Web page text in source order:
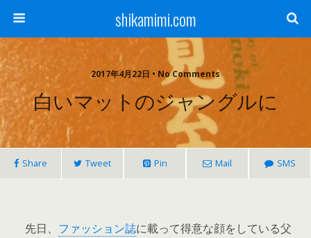
shikamimi.com
2017年4月22日 • No Comments
白いマットのジャングルに
Share Tweet Pin Mail SMS
先日、 ファッション誌に載って得意な顔をしている父